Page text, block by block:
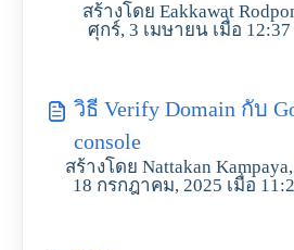
สร้างโดย Eakkawat
ศุกร์, 3 เมษายน เมื่อ
วิธี Verify Domain กับ
console
สร้างโดย Nattakan
18 กรกฎาคม, 2025 เมื่อ